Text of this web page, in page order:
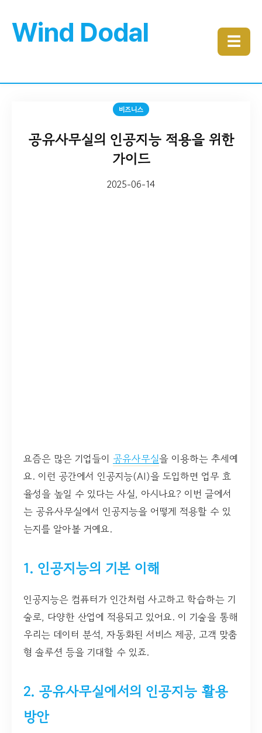
Wind Dodal ☰
비즈니스
공유사무실의 인공지능 적용을 위한
가이드
2025-06-14
요즘은 많은 기업들이 공유사무실을 이용하는 추세예
요. 이런 공간에서 인공지능(AI)을 도입하면 업무 효
율성을 높일 수 있다는 사실, 아시나요? 이번 글에서
는 공유사무실에서 인공지능을 어떻게 적용할 수 있
는지를 알아볼 거예요.
1. 인공지능의 기본 이해
인공지능은 컴퓨터가 인간처럼 사고하고 학습하는 기
술로, 다양한 산업에 적용되고 있어요. 이 기술을 통해
우리는 데이터 분석, 자동화된 서비스 제공, 고객 맞춤
형 솔루션 등을 기대할 수 있죠.
2. 공유사무실에서의 인공지능 활용
방안